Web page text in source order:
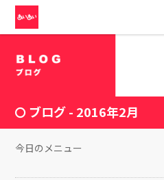
ブログ - 2016年2月
今日のメニュー